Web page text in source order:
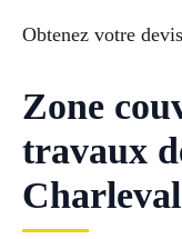
Obtenez votre
Zone
travaux